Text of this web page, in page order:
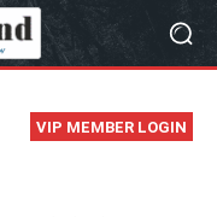
VIP MEMBER LOGIN